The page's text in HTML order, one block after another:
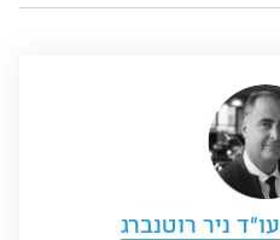
עו”ד ניר רוטנברג